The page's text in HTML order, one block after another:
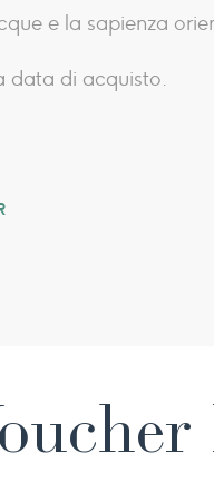
e la sapienza
data di acquisto.